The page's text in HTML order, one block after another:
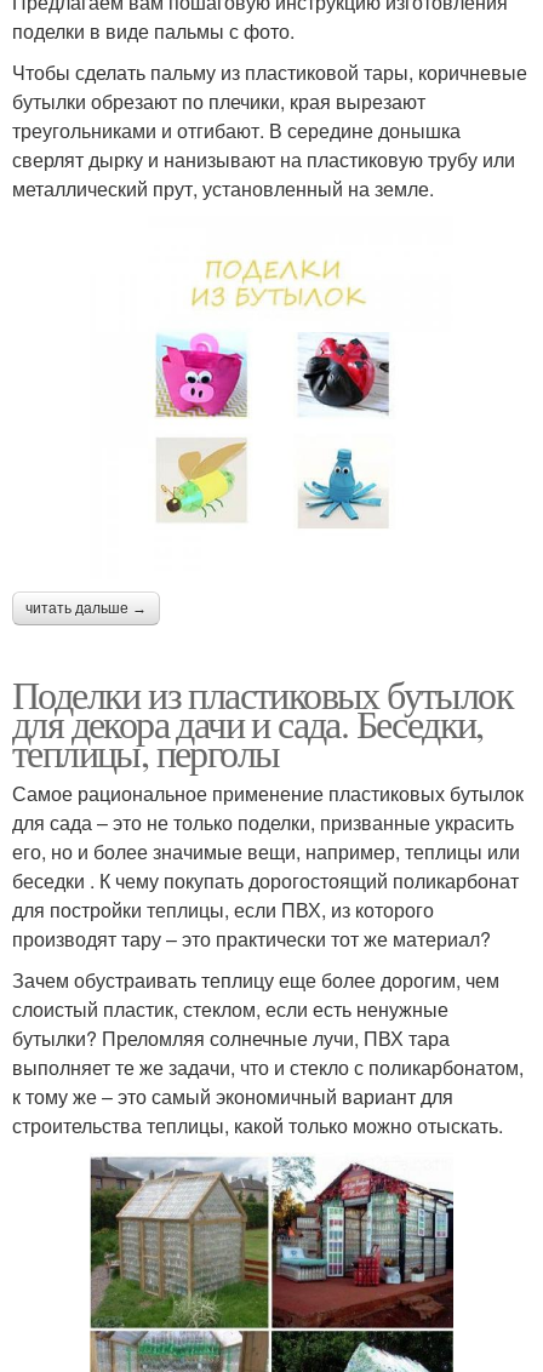
поделки в виде пальмы с фото.
Чтобы сделать пальму из пластиковой тары, коричневые
бутылки обрезают по плечики, края вырезают
треугольниками и отгибают. В середине донышка
сверлят дырку и нанизывают на пластиковую трубу или
металлический прут, установленный на земле.
читать дальше →
Поделки из пластиковых бутылок
для декора дачи и сада. Беседки,
теплицы, перголы
Самое рациональное применение пластиковых бутылок
для сада – это не только поделки, призванные украсить
его, но и более значимые вещи, например, теплицы или
беседки . К чему покупать дорогостоящий поликарбонат
для постройки теплицы, если ПВХ, из которого
производят тару – это практически тот же материал?
Зачем обустраивать теплицу еще более дорогим, чем
слоистый пластик, стеклом, если есть ненужные
бутылки? Преломляя солнечные лучи, ПВХ тара
выполняет те же задачи, что и стекло с поликарбонатом,
к тому же – это самый экономичный вариант для
строительства теплицы, какой только можно отыскать.